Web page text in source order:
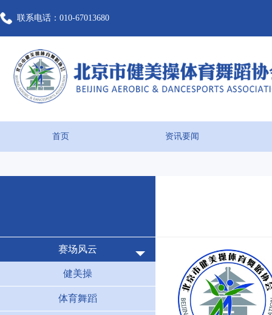
联系电话：010-67013680
首页 资讯要闻
赛场风云
健美操
体育舞蹈